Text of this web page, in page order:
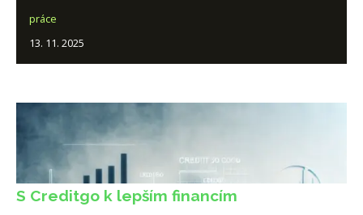
práce
13. 11. 2025
S Creditgo k lepším financím